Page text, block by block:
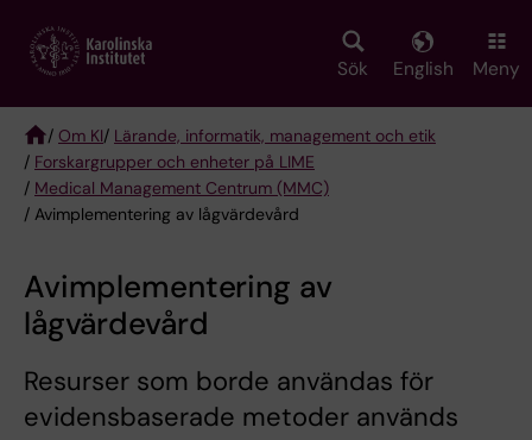
main
Sök English Meny
Breadcrumb
/ Om KI/ Lärande, informatik, management och etik
/ Forskargrupper och enheter på LIME
/ Medical Management Centrum (MMC)
/ Avimplementering av lågvärdevård
Avimplementering av
lågvärdevård
Resurser som borde användas för
evidensbaserade metoder används